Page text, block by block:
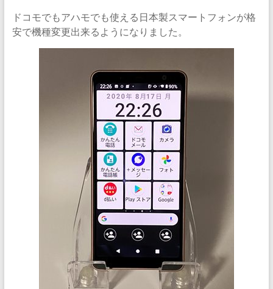
ドコモでもアハモでも使える日本製スマートフォンが格
安で機種変更出来るようになりました。